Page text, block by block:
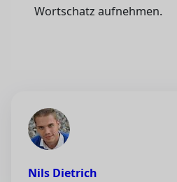
Wortschatz aufnehmen.
Nils Dietrich